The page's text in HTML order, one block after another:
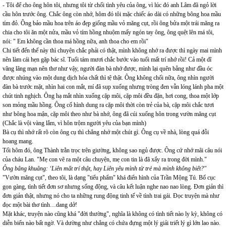
- Tôi để cho ông hôn tôi, nhưng tôi từ chối tình yêu của ông, vì lúc đó anh Lâm đã ngỏ lời
cầu hôn trước ông. Chắc ông còn nhớ, hôm đó tôi mặc chiếc áo dài có những bông hoa mầu
tím đỏ. Ông bảo mầu hoa trên áo đẹp giống mầu vỏ măng cụt, rồi ông bửa một trái măng ra
chia cho tôi ăn một nửa, mầu vỏ tím hồng nhuộm mấy ngón tay ông, ông quệt lên má tôi,
nói: " Em không cần thoa má hồng nữa, anh thoa cho em rồi"
Chi tiết đến thế này thì chuyện chắc phải có thật, mình không nhớ ra được thì ngày mai mình
nên làm cái hẹn gặp bác sĩ. Tuổi tám mươi chắc bước vào tuổi mất trí nhớ rồi! Cả một dĩ
vãng lãng mạn nên thơ như vậy, người đàn bà nhớ được, mình lại quên bẵng như đầu óc
được nhúng vào một dung dịch hóa chất thì tệ thật. Ông không chối nữa, ông nhìn người
đàn bà trước mặt, nhìn hai con mắt, mí đã sụp xuống nhưng tròng đen vẫn lóng lánh pha một
chút tinh nghịch. Ông hạ mắt nhìn xuống cặp môi, cặp môi đều đặn, hơi cong, thoa một lớp
son mỏng mầu hồng. Ông cố hình dung ra cặp môi thời còn trẻ của bà, cặp môi chắc tươi
như bông hoa mận, cặp môi theo như bà nhớ, ông đã cúi xuống hôn trong vườn măng cụt
(Chắc là vội vàng lắm, vì hôn trộm người yêu của bạn mình)
Bà cụ thì nhớ rất rõ còn ông cụ thì chẳng nhớ một chút gì. Ông cụ về nhà, lòng quá đỗi
hoang mang.
Tối hôm đó, ông Thành trằn trọc trên giường, không sao ngủ được. Ông cứ nhớ mãi câu nói
của cháu Lan. "Mẹ con vẽ ra một câu chuyện, mẹ con tin là đã xẩy ra trong đời mình."
Ông bâng khuâng: ‘Liên mất trí thật, hay Liên yêu mình từ trẻ mà mình không biết?"
"Vườn măng cụt", theo tôi, là dạng "tiểu phẩm" khá điển hình của Trần Mộng Tú. Bố cục
gọn gàng, tình tiết đơn sơ nhưng sống động, và câu kết luận nghe nao nao lòng. Đơn giản thì
đơn giản thật, nhưng nó cho ta những rung động tinh tế về tình trai gái. Đọc truyện mà như
đọc một bài thơ tình…dang dở!
Mặt khác, truyện nào cũng khá "đời thường", nghĩa là không có tình tiết nào ly kỳ, không có
diễn biến nào bất ngờ. Và dường như chẳng có chứa đựng một lý giải triết lý gì lớn lao nào.